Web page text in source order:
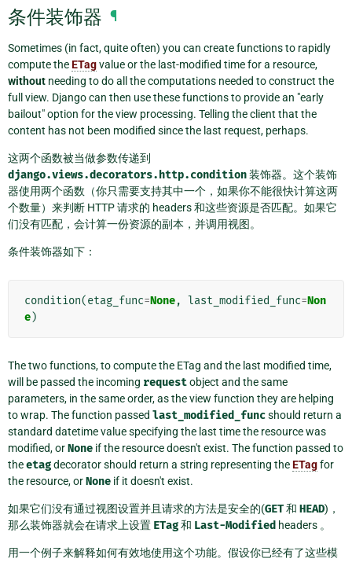
条件装饰器 ¶
Sometimes (in fact, quite often) you can create functions to rapidly
compute theETagvalue or the last-modified time for a resource,
without needing to do all the computations needed to construct the
full view. Django can then use these functions to provide an "early
bailout" option for the view processing. Telling the client that the
content has not been modified since the last request, perhaps.
这两个函数被当做参数传递到
django.views.decorators.http.condition装饰器。这个装饰
器使用两个函数（你只需要支持其中一个，如果你不能很快计算这两
个数量）来判断 HTTP 请求的 headers 和这些资源是否匹配。如果它
们没有匹配，会计算一份资源的副本，并调用视图。
条件装饰器如下：
condition(etag_func=None, last_modified_func=Non
e)
The two functions, to compute the ETag and the last modified time,
will be passed the incoming requestobject and the same
parameters, in the same order, as the view function they are helping
to wrap. The function passed last_modified_funcshould return a
standard datetime value specifying the last time the resource was
modified, orNone if the resource doesn't exist. The function passed to
theetagdecorator should return a string representing theETagfor
the resource, orNone if it doesn't exist.
如果它们没有通过视图设置并且请求的方法是安全的(GET和 HEAD)，
那么装饰器就会在请求上设置 ETag和 Last-Modified headers 。
用一个例子来解释如何有效地使用这个功能。假设你已经有了这些模